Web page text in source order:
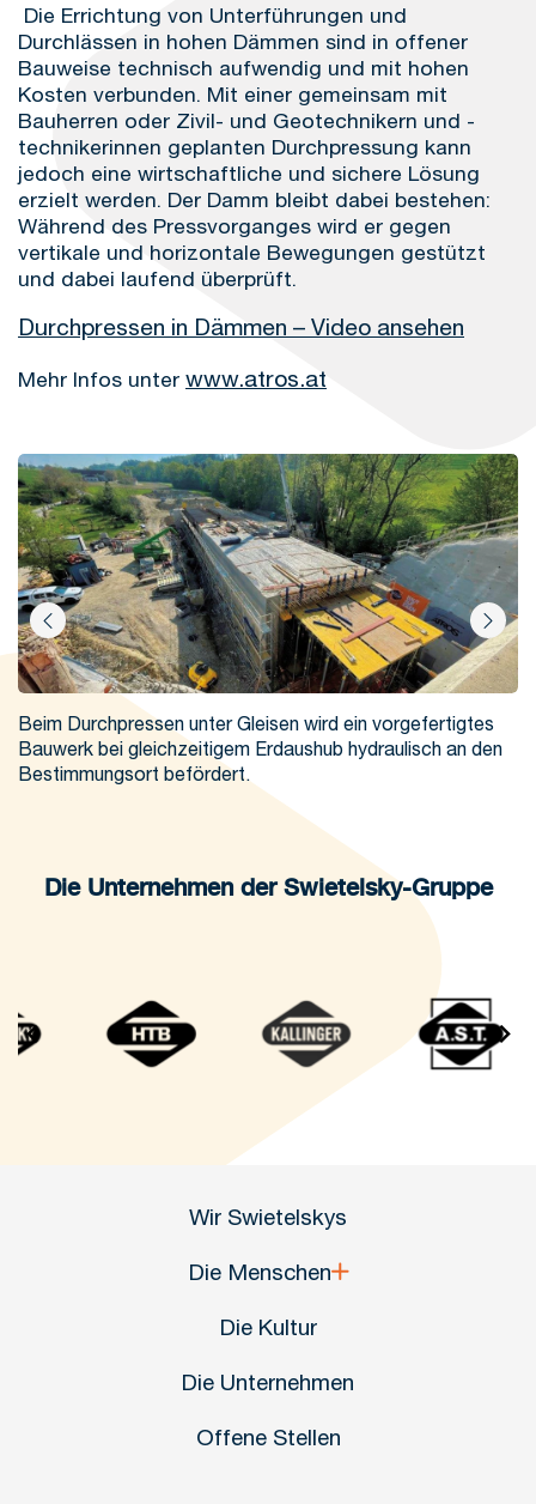
Die Errichtung von Unterführungen und
Durchlässen in hohen Dämmen sind in offener
Bauweise technisch aufwendig und mit hohen
Kosten verbunden. Mit einer gemeinsam mit
Bauherren oder Zivil- und Geotechnikern und -
technikerinnen geplanten Durchpressung kann
jedoch eine wirtschaftliche und sichere Lösung
erzielt werden. Der Damm bleibt dabei bestehen:
Während des Pressvorganges wird er gegen
vertikale und horizontale Bewegungen gestützt
und dabei laufend überprüft.
Durchpressen in Dämmen – Video ansehen
Mehr Infos unter www.atros.at
Beim Durchpressen unter Gleisen wird ein vorgefertigtes
Bauwerk bei gleichzeitigem Erdaushub hydraulisch an den
Bestimmungsort befördert.
Die Unternehmen der Swietelsky-Gruppe
Wir Swietelskys
Die Menschen
Die Kultur
Die Unternehmen
Offene Stellen